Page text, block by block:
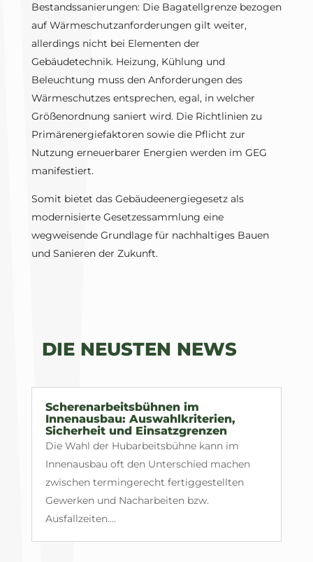
Bestandssanierungen: Die Bagatellgrenze bezogen
auf Wärmeschutzanforderungen gilt weiter,
allerdings nicht bei Elementen der
Gebäudetechnik. Heizung, Kühlung und
Beleuchtung muss den Anforderungen des
Wärmeschutzes entsprechen, egal, in welcher
Größenordnung saniert wird. Die Richtlinien zu
Primärenergiefaktoren sowie die Pflicht zur
Nutzung erneuerbarer Energien werden im GEG
manifestiert.
Somit bietet das Gebäudeenergiegesetz als
modernisierte Gesetzessammlung eine
wegweisende Grundlage für nachhaltiges Bauen
und Sanieren der Zukunft.
DIE NEUSTEN NEWS
Scherenarbeitsbühnen im
Innenausbau: Auswahlkriterien,
Sicherheit und Einsatzgrenzen
Die Wahl der Hubarbeitsbühne kann im
Innenausbau oft den Unterschied machen
zwischen termingerecht fertiggestellten
Gewerken und Nacharbeiten bzw.
Ausfallzeiten....